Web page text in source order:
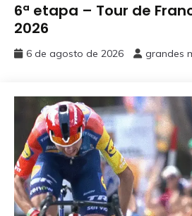
6ª etapa – Tour de
2026
6 de agosto de 2026 grandes